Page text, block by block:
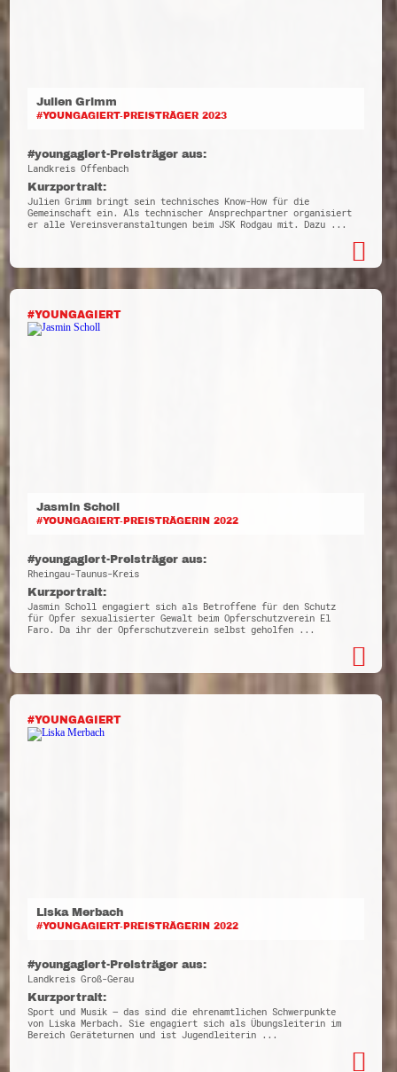
Julien Grimm
#YOUNGAGIERT-PREISTRÄGER 2023
#youngagiert-Preisträger aus:
Landkreis Offenbach
Kurzportrait:
Julien Grimm bringt sein technisches Know-How für die
Gemeinschaft ein. Als technischer Ansprechpartner organisiert
er alle Vereinsveranstaltungen beim JSK Rodgau mit. Dazu ...
#YOUNGAGIERT
Jasmin Scholl
#YOUNGAGIERT-PREISTRÄGERIN 2022
#youngagiert-Preisträger aus:
Rheingau-Taunus-Kreis
Kurzportrait:
Jasmin Scholl engagiert sich als Betroffene für den Schutz
für Opfer sexualisierter Gewalt beim Opferschutzverein El
Faro. Da ihr der Opferschutzverein selbst geholfen ...
#YOUNGAGIERT
Liska Merbach
#YOUNGAGIERT-PREISTRÄGERIN 2022
#youngagiert-Preisträger aus:
Landkreis Groß-Gerau
Kurzportrait:
Sport und Musik – das sind die ehrenamtlichen Schwerpunkte
von Liska Merbach. Sie engagiert sich als Übungsleiterin im
Bereich Geräteturnen und ist Jugendleiterin ...